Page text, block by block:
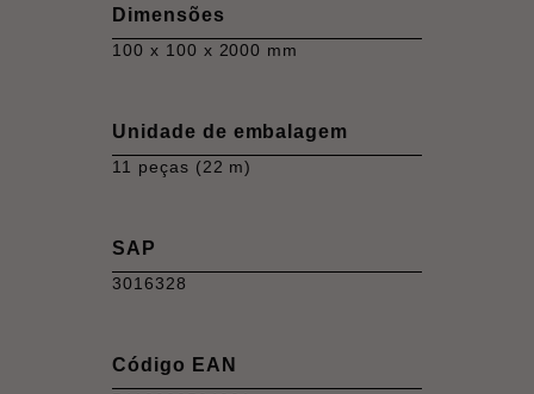
Dimensões
100 x 100 x 2000 mm
Unidade de embalagem
11 peças (22 m)
SAP
3016328
Código EAN